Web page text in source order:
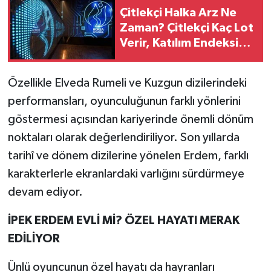
Çitlekçi Halka Arz Ne
Zaman? Çitlekçi Kaç Lot
Verir, Katılım Endeksine
Özellikle Elveda Rumeli ve Kuzgun dizilerindeki
performansları, oyunculuğunun farklı yönlerini
göstermesi açısından kariyerinde önemli dönüm
noktaları olarak değerlendiriliyor. Son yıllarda
tarihî ve dönem dizilerine yönelen Erdem, farklı
karakterlerle ekranlardaki varlığını sürdürmeye
devam ediyor.
İPEK ERDEM EVLİ Mİ? ÖZEL HAYATI MERAK
EDİLİYOR
Ünlü oyuncunun özel hayatı da hayranları